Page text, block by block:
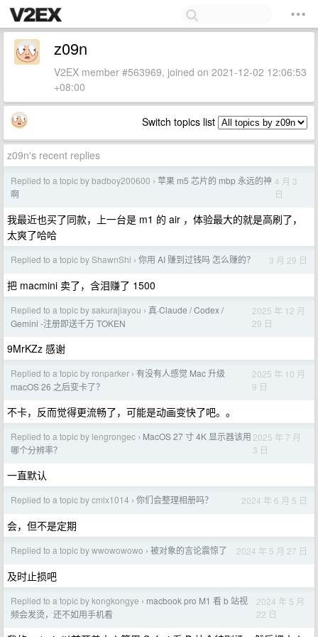
z09n
V2EX member #563969, joined on 2021-12-02 12:06:53
+08:00
Switch topics list
z09n's recent replies
Replied to a topic by badboy200600 › 苹果 m5 芯片的 mbp 永远的神
啊
4 月 3
日
我最近也买了同款，上一台是 m1 的 air ，体验最大的就是高刷了，
太爽了哈哈
Replied to a topic by ShawnShi › 你用 AI 赚到过钱吗 怎么赚的？ 3 月 29 日
把 macmini 卖了，含泪赚了 1500
Replied to a topic by sakurajiayou › 真·Claude / Codex /
Gemini -注册即送千万 TOKEN
2025 年 12 月
29 日
9MrKZz 感谢
Replied to a topic by ronparker › 有没有人感觉 Mac 升级
macOS 26 之后变卡了？
2025 年 10 月
9 日
不卡，反而觉得更流畅了，可能是动画变快了吧。。
Replied to a topic by lengrongec › MacOS 27 寸 4K 显示器该用
哪个分辨率？
2025 年 7 月
3 日
一直默认
Replied to a topic by cmlx1014 › 你们会整理相册吗？ 2024 年 6 月 5 日
会，但不是定期
Replied to a topic by wwowowowo › 被对象的言论震惊了 2024 年 5 月 27 日
及时止损吧
Replied to a topic by kongkongye › macbook pro M1 看 b 站视
频会发烫，还不如用手机看
2024 年 5 月
22 日